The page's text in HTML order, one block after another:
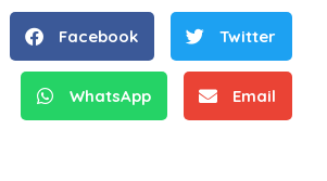
Facebook Twitter
WhatsApp Email